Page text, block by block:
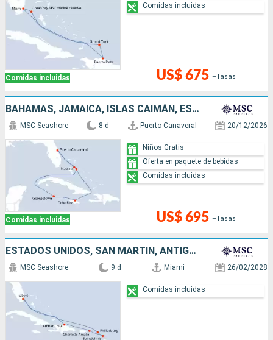
Comidas incluidas US$ 675 +Tasas
Comidas incluidas
BAHAMAS, JAMAICA, ISLAS CAIMÁN, ESTADOS UNIDOS
Comidas incluidas
MSC Seashore 8 d Puerto Canaveral 20/12/2026
US$ 695 +Tasas
Niños Gratis
Oferta en paquete de bebidas
Comidas incluidas
ESTADOS UNIDOS, SAN MARTÍN, ANTIGUA Y BARBUDA, REPÚBLICA DOMINICANA
MSC Seashore 9 d Miami 26/02/2028
Comidas incluidas